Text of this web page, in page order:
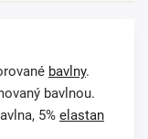
bavlny.
bavlnou.
5% elastan